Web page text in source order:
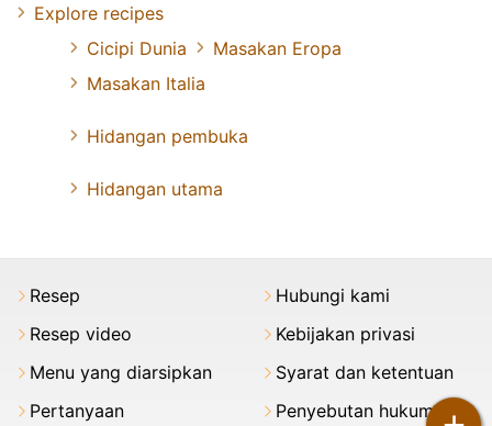
Explore recipes
Cicipi Dunia
Masakan Eropa
Masakan Italia
Hidangan pembuka
Hidangan utama
Resep
Resep video
Menu yang diarsipkan
Pertanyaan
Hubungi kami
Kebijakan privasi
Syarat dan ketentuan
Penyebutan hukum